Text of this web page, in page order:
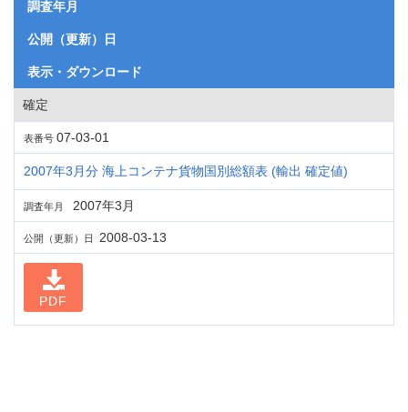
調査年月
公開（更新）日
表示・ダウンロード
確定
表番号 07-03-01
2007年3月分 海上コンテナ貨物国別総額表 (輸出 確定値)
調査年月 2007年3月
公開（更新）日 2008-03-13
PDF